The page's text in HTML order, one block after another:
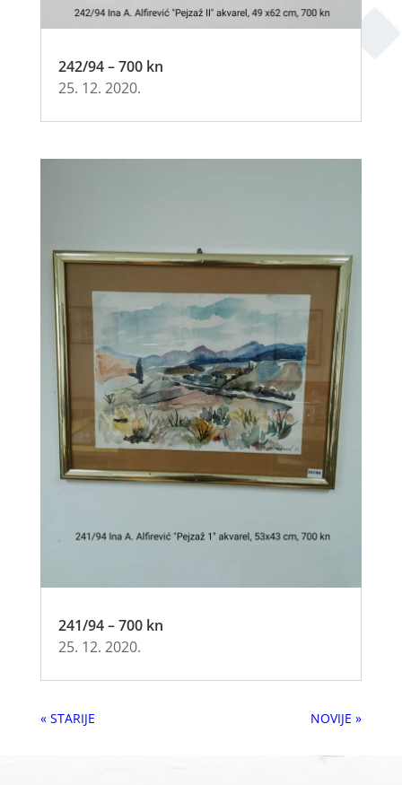
242/94 – 700 kn
25. 12. 2020.
241/94 – 700 kn
25. 12. 2020.
« Older Entries Next Entries »